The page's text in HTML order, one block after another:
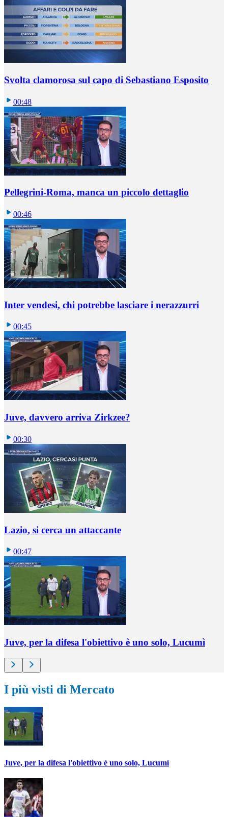
Svolta clamorosa sul capo di Sebastiano Esposito
00:48
Pellegrini-Roma, manca un piccolo dettaglio
00:46
Inter vendesi, chi potrebbe lasciare i nerazzurri
00:45
Juve, davvero arriva Zirkzee?
00:30
Lazio, si cerca un attaccante
00:47
Juve, per la difesa l'obiettivo è uno solo, Lucumì
I più visti di Mercato
Juve, per la difesa l'obiettivo è uno solo, Lucumì